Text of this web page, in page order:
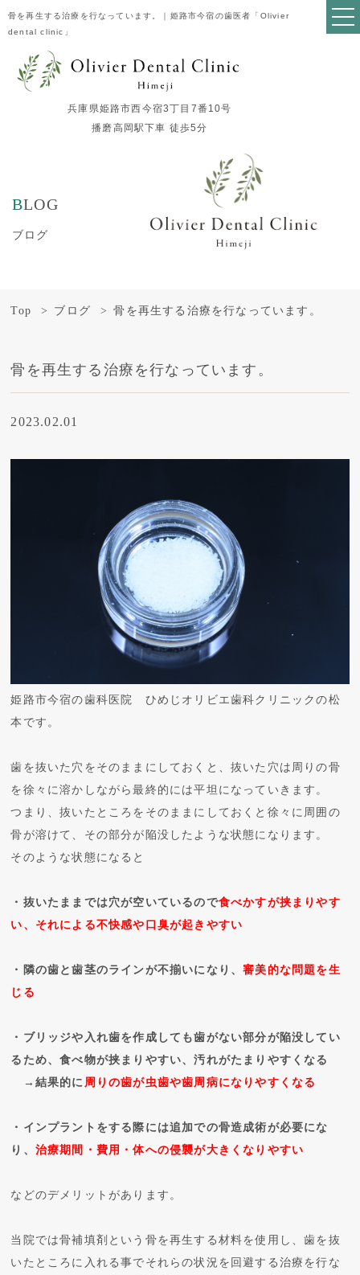
骨を再生する治療を行なっています。｜姫路市今宿の歯医者「Olivier
dental clinic」
兵庫県姫路市西今宿3丁目7番10号
播磨高岡駅下車 徒歩5分
BLOG
ブログ
Top ブログ 骨を再生する治療を行なっています。
骨を再生する治療を行なっています。
2023.02.01
姫路市今宿の歯科医院 ひめじオリビエ歯科クリニックの松
本です。
歯を抜いた穴をそのままにしておくと、抜いた穴は周りの骨
を徐々に溶かしながら最終的には平坦になっていきます。
つまり、抜いたところをそのままにしておくと徐々に周囲の
骨が溶けて、その部分が陥没したような状態になります。
そのような状態になると
・抜いたままでは穴が空いているので食べかすが挟まりやす
い、それによる不快感や口臭が起きやすい
・隣の歯と歯茎のラインが不揃いになり、審美的な問題を生
じる
・ブリッジや入れ歯を作成しても歯がない部分が陥没してい
るため、食べ物が挟まりやすい、汚れがたまりやすくなる
→結果的に周りの歯が虫歯や歯周病になりやすくなる
・インプラントをする際には追加での骨造成術が必要にな
り、 治療期間・費用・体への侵襲が大きくなりやすい
などのデメリットがあります。
当院では骨補填剤という骨を再生する材料を使用し、歯を抜
いたところに入れる事でそれらの状況を回避する治療を行な